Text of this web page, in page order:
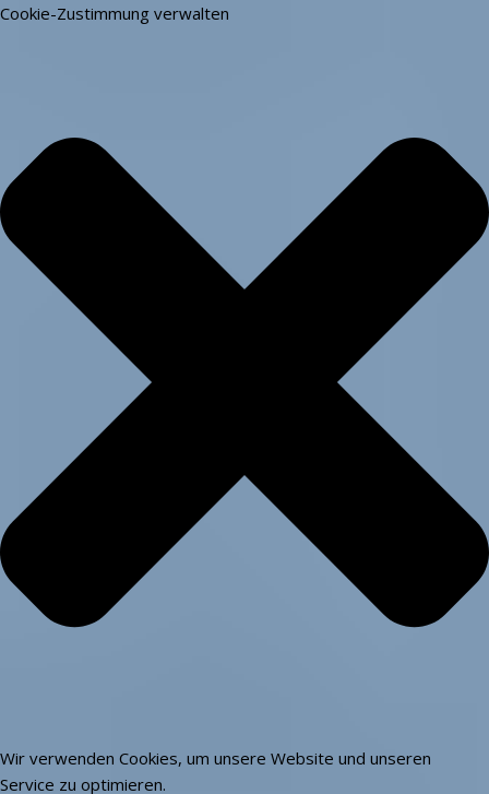
Cookie-Zustimmung verwalten
Wir verwenden Cookies, um unsere Website und unseren
Service zu optimieren.